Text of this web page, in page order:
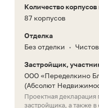
Количество корпусов
87 корпусов
Отделка
Без отделки
•
Застройщик,
ООО «Переделкино
(Абсолют
Проектная декларация
застройщика, а также